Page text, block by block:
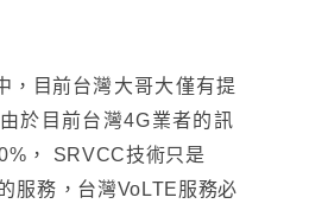
，目前台灣大哥大僅有提
由於目前台灣4G業者的訊
，
SRVCC技術只是
服務 ， 台灣VoLTE服務必